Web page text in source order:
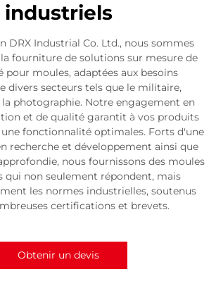
industriels
DRX Industrial Co. Ltd., nous sommes
fourniture de solutions sur mesure de
pour moules, adaptées aux besoins
divers secteurs tels que le militaire,
photographie. Notre engagement en
et de qualité garantit à vos produits
fonctionnalité optimales. Forts d'une
recherche et développement ainsi que
nous fournissons des moules
qui non seulement répondent, mais
les normes industrielles, soutenus
certifications et brevets.
Obtenir un devis